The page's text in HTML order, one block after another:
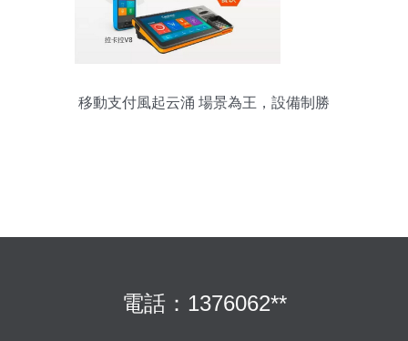
移動支付風起云涌 場景為王，設備制勝
電話：1376062**